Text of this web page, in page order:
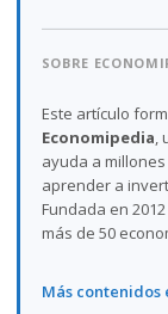
SOBRE
Este artículo
Economipedia,
ayuda a
aprender a
Fundada en
más de 50
Más contenidos